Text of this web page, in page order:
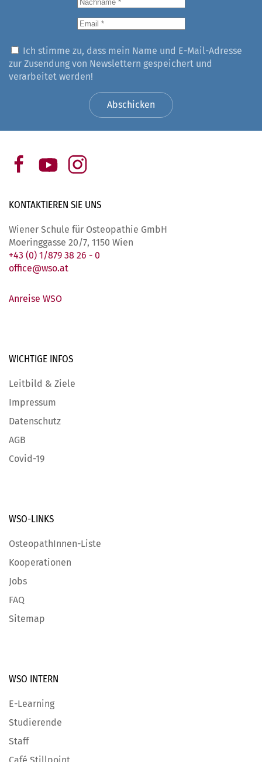
Ich stimme zu, dass mein Name und E-Mail-Adresse
zur Zusendung von Newslettern gespeichert und
verarbeitet werden!
Abschicken
KONTAKTIEREN SIE UNS
Wiener Schule für Osteopathie GmbH
Moeringgasse 20/7, 1150 Wien
+43 (0) 1/879 38 26 - 0
office@wso.at
Anreise WSO
WICHTIGE INFOS
Leitbild & Ziele
Impressum
Datenschutz
AGB
Covid-19
WSO-LINKS
OsteopathInnen-Liste
Kooperationen
Jobs
FAQ
Sitemap
WSO INTERN
E-Learning
Studierende
Staff